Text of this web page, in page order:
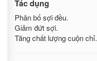
Tác dụng
Phân bố sợi đều.
Giảm đứt sợi.
Tăng chất lượng cuộn chỉ.